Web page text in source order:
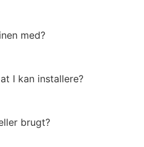
med?
I kan installere?
brugt?